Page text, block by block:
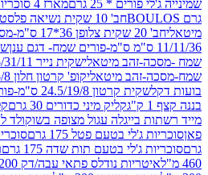
* 25 גרם
חב'
זהב מיטאלי
שקית נייר 38.5/
מיטאלי
קופ' קרטון
שקית קרטון 24.5/19/8 ס"מ-פורים שמח-דגם בועות דקל
קליק מיני כדורים 30 גרם
קליק מיני
עגול מצופה בשוקולד לבן 120 גרם
בטעם פטל 175 גרם
ג'לי בטעם תות שדה 175 גרם
רוטב
נודלס פתאי עבה/דק 200 גרם
רוטב